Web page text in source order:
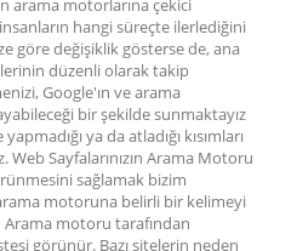
arama motorlarına çekici
hangi süreçte ilerlediğini
göre değişiklik gösterse de, ana
düzenli olarak takip
Google'ın ve arama
bir şekilde sunmaktayız
ya da atladığı kısımları
Web Sayfalarınızın Arama Motoru
sağlamak bizim
motoruna belirli bir kelimeyi
motoru tarafından
görünür. Bazı sitelerin neden